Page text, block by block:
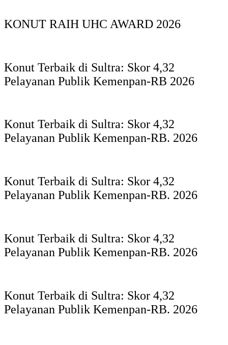
KONUT RAIH UHC AWARD 2026
Konut Terbaik di Sultra: Skor 4,32
Pelayanan Publik Kemenpan-RB 2026
Konut Terbaik di Sultra: Skor 4,32
Pelayanan Publik Kemenpan-RB. 2026
Konut Terbaik di Sultra: Skor 4,32
Pelayanan Publik Kemenpan-RB. 2026
Konut Terbaik di Sultra: Skor 4,32
Pelayanan Publik Kemenpan-RB. 2026
Konut Terbaik di Sultra: Skor 4,32
Pelayanan Publik Kemenpan-RB. 2026